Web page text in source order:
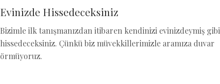
Evinizde Hissedeceksiniz
Bizimle ilk tanışmanızdan itibaren kendinizi evinizdeymiş gibi
hissedeceksiniz. Çünkü biz müvekkillerimizle aramıza duvar
örmüyoruz.